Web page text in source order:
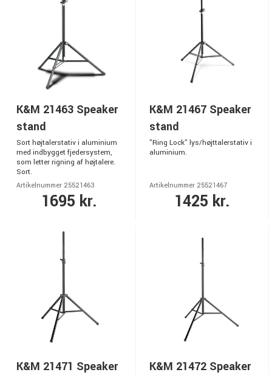
K&M 21463 Speaker
stand
Sort højtalerstativ i aluminium
med indbygget fjedersystem,
som letter rigning af højtalere.
Sort.
Artikelnummer 25521463
1695 kr.
K&M 21467 Speaker
stand
"Ring Lock" lys/højttalerstativ i
aluminium.
Artikelnummer 25521467
1425 kr.
K&M 21471 Speaker
K&M 21472 Speaker